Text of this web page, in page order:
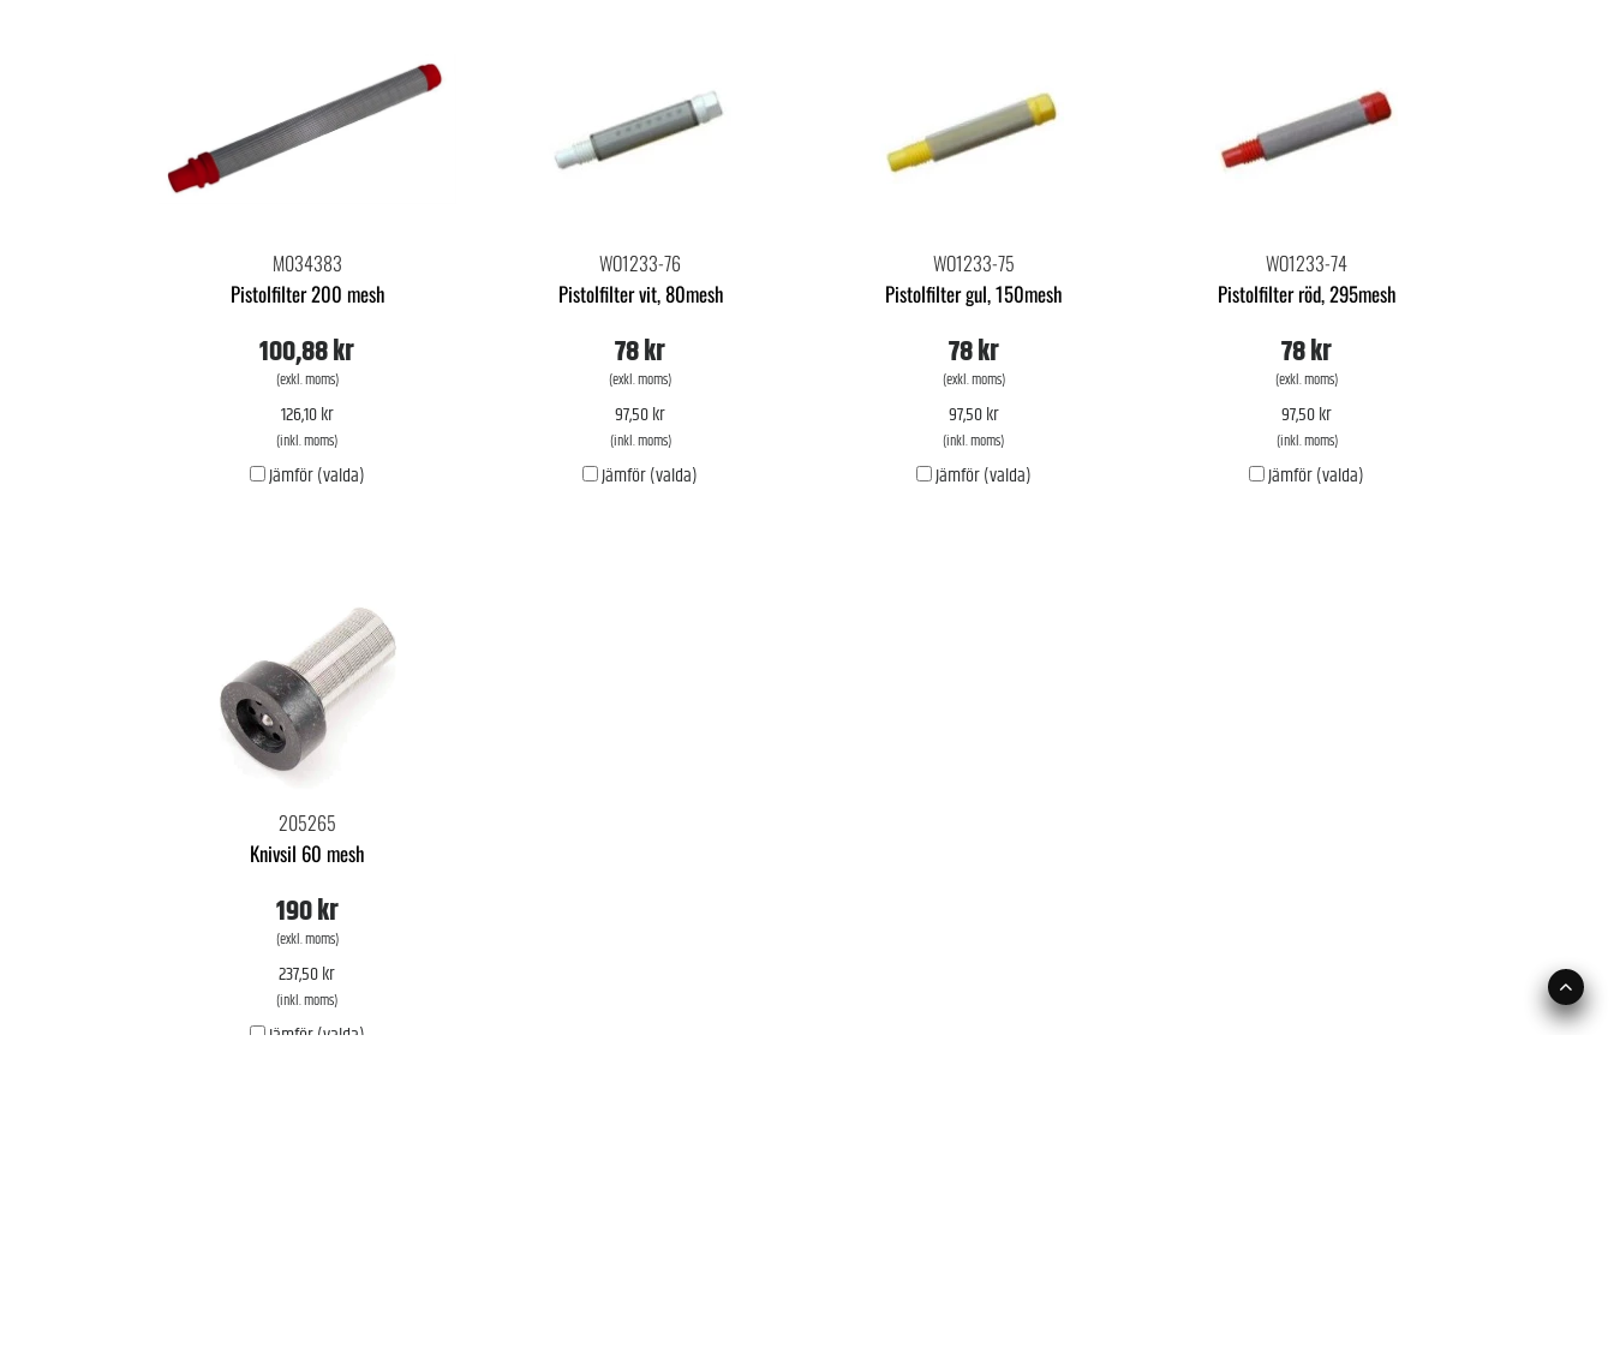
M034383
Pistolfilter 200 mesh
100,88 kr
(exkl. moms)
126,10 kr
(inkl. moms)
Jämför (valda)
WO1233-76
Pistolfilter vit, 80mesh
78 kr
(exkl. moms)
97,50 kr
(inkl. moms)
Jämför (valda)
WO1233-75
Pistolfilter gul, 150mesh
78 kr
(exkl. moms)
97,50 kr
(inkl. moms)
Jämför (valda)
WO1233-74
Pistolfilter röd, 295mesh
78 kr
(exkl. moms)
97,50 kr
(inkl. moms)
Jämför (valda)
205265
Knivsil 60 mesh
190 kr
(exkl. moms)
237,50 kr
(inkl. moms)
Jämför (valda)